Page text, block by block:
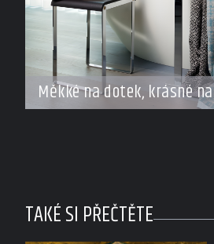
Měkké na dotek, krásné na
pohled
TAKÉ SI PŘEČTĚTE